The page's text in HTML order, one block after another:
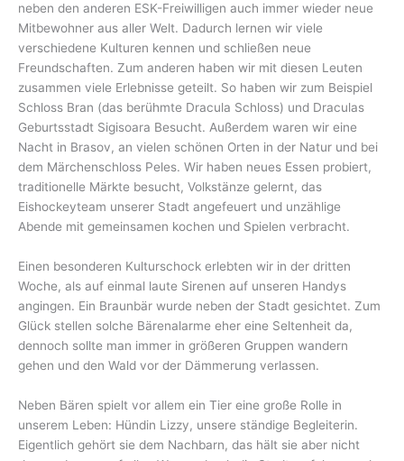
neben den anderen ESK-Freiwilligen auch immer wieder neue
Mitbewohner aus aller Welt. Dadurch lernen wir viele
verschiedene Kulturen kennen und schließen neue
Freundschaften. Zum anderen haben wir mit diesen Leuten
zusammen viele Erlebnisse geteilt. So haben wir zum Beispiel
Schloss Bran (das berühmte Dracula Schloss) und Draculas
Geburtsstadt Sigisoara Besucht. Außerdem waren wir eine
Nacht in Brasov, an vielen schönen Orten in der Natur und bei
dem Märchenschloss Peles. Wir haben neues Essen probiert,
traditionelle Märkte besucht, Volkstänze gelernt, das
Eishockeyteam unserer Stadt angefeuert und unzählige
Abende mit gemeinsamen kochen und Spielen verbracht.
Einen besonderen Kulturschock erlebten wir in der dritten
Woche, als auf einmal laute Sirenen auf unseren Handys
angingen. Ein Braunbär wurde neben der Stadt gesichtet. Zum
Glück stellen solche Bärenalarme eher eine Seltenheit da,
dennoch sollte man immer in größeren Gruppen wandern
gehen und den Wald vor der Dämmerung verlassen.
Neben Bären spielt vor allem ein Tier eine große Rolle in
unserem Leben: Hündin Lizzy, unsere ständige Begleiterin.
Eigentlich gehört sie dem Nachbarn, das hält sie aber nicht